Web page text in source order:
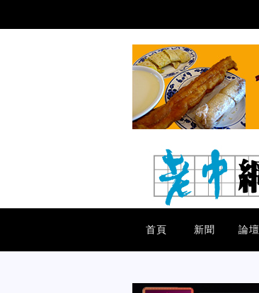
首頁 新聞 論壇